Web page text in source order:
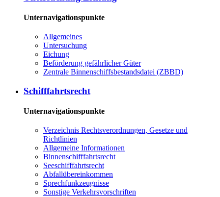
Unternavigationspunkte
Allgemeines
Untersuchung
Eichung
Beförderung gefährlicher Güter
Zentrale Binnenschiffsbestandsdatei (ZBBD)
Schifffahrtsrecht
Unternavigationspunkte
Verzeichnis Rechtsverordnungen, Gesetze und
Richtlinien
Allgemeine Informationen
Binnenschifffahrtsrecht
Seeschifffahrtsrecht
Abfallübereinkommen
Sprechfunkzeugnisse
Sonstige Verkehrsvorschriften